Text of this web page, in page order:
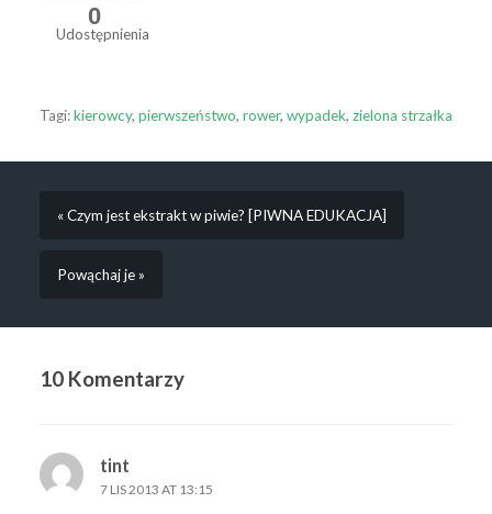
0
Udostępnienia
Tagi:kierowcy, pierwszeństwo, rower, wypadek, zielona strzałka
« Czym jest ekstrakt w piwie? [PIWNA EDUKACJA]
Powąchaj je »
10 Komentarzy
tint
7 LIS 2013 AT 13:15